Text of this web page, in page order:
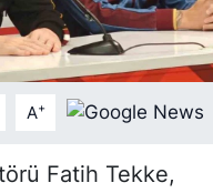
A+
Fatih Tekke,